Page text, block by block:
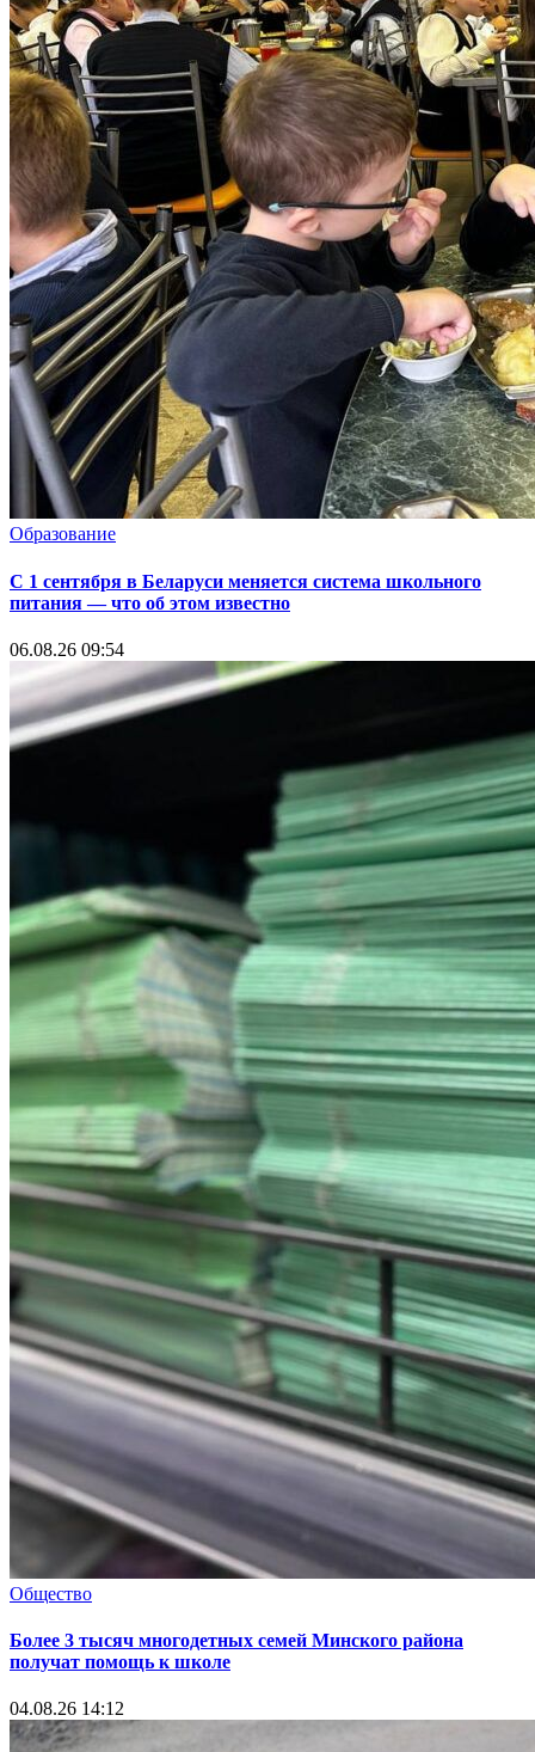
Образование
С 1 сентября в Беларуси меняется система школьного
питания — что об этом известно
06.08.26 09:54
Общество
Более 3 тысяч многодетных семей Минского района
получат помощь к школе
04.08.26 14:12